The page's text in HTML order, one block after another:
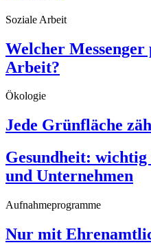
Soziale Arbeit
Welcher Messenger
Arbeit?
Ökologie
Jede Grünfläche
Gesundheit:
und Unternehmen
Aufnahmeprogramme
Nur mit